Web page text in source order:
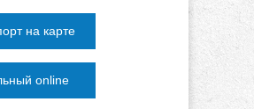
на карте
online